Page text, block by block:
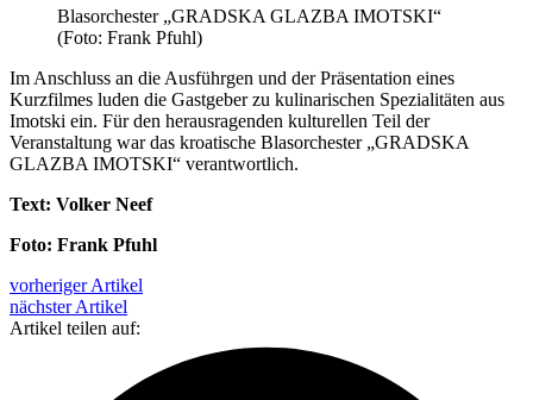
Blasorchester „GRADSKA GLAZBA IMOTSKI“
(Foto: Frank Pfuhl)
Im Anschluss an die Ausführgen und der Präsentation eines
Kurzfilmes luden die Gastgeber zu kulinarischen Spezialitäten aus
Imotski ein. Für den herausragenden kulturellen Teil der
Veranstaltung war das kroatische Blasorchester „GRADSKA
GLAZBA IMOTSKI“ verantwortlich.
Text: Volker Neef
Foto: Frank Pfuhl
vorheriger Artikel
nächster Artikel
Artikel teilen auf: